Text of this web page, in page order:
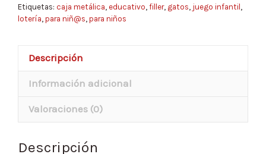
Etiquetas: caja metálica educativo filler, gatos juego infantil
lotería para niñ@s para niños
Descripción
Información adicional
Valoraciones (0)
Descripción